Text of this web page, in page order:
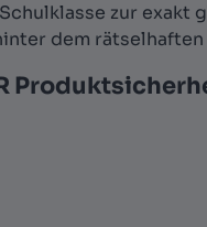
zur exakt
dem